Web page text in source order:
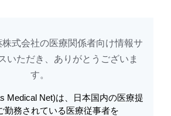
トでは、利便性向上、利用履歴の収集・集計のた
スデータを取得しています。詳しくは 利用規約
メールで共有
式会社の医療関係者向け情報サ
いただき、ありがとうございま
す。​
Medical Net)は、日本国内の医療提
勤務されている医療従事者を